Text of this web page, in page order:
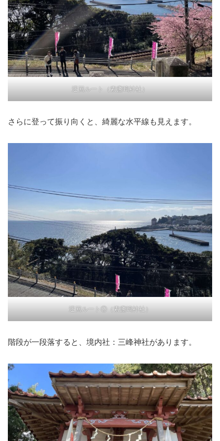
迂回ルート（素盞嗚神社）
さらに登って振り向くと、綺麗な水平線も見えます。
迂回ルート②（素盞嗚神社）
階段が一段落すると、境内社：三峰神社があります。